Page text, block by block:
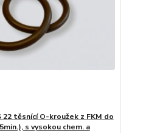
22 těsnící O-kroužek z FKM do
s vysokou chem. a